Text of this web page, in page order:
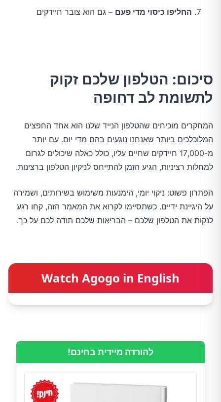
החליפו כיסוי מדי פעם – גם הוא צובר חיידקים
סיכום: הטלפון שלכם זקוק
לתשומת לב דחופה
המחקרים מוכיחים שהטלפון הנייד שלנו הוא אחד החפצים
המלוכלכים ביותר שאנחנו נוגעים בהם מדי יום. עם יותר
מ-17,000 חיידקים שחיים עליו, כולל כאלה שיכולים לגרום
למחלות רציניות, הגיע הזמן להתייחס לניקיון הטלפון ברצינות.
הפתרון פשוט: ניקוי יומי, הימנעות משימוש בשירותים, ושמירה
על היגיינת ידיים. כשתסיימו לקרוא את המאמר הזה, קחו רגע
לנקות את הטלפון שלכם – הבריאות שלכם תודה לכם על כך.
Watch Agogo in English
להורדה מיידית בחינם!